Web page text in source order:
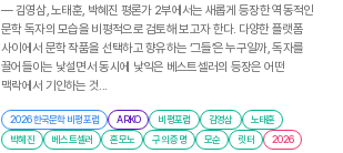
― 김영삼, 노태훈, 박혜진 평론가 2부에서는 새롭게 등장한 역동적인
문학 독자의 모습을 비평적으로 검토해 보고자 한다. 다양한 플랫폼
사이에서 문학 작품을 선택하고 향유하는 ‘그들’은 누구일까, 독자를
끌어들이는 낯설면서 동시에 낯익은 베스트셀러의 등장은 어떤
맥락에서 기인하는 것...
2026 한국문학 비평포럼 ARKO 비평포럼 김영삼
노태훈
박혜진
베스트셀러 혼모노 구의 증명 모순 릿터 2026